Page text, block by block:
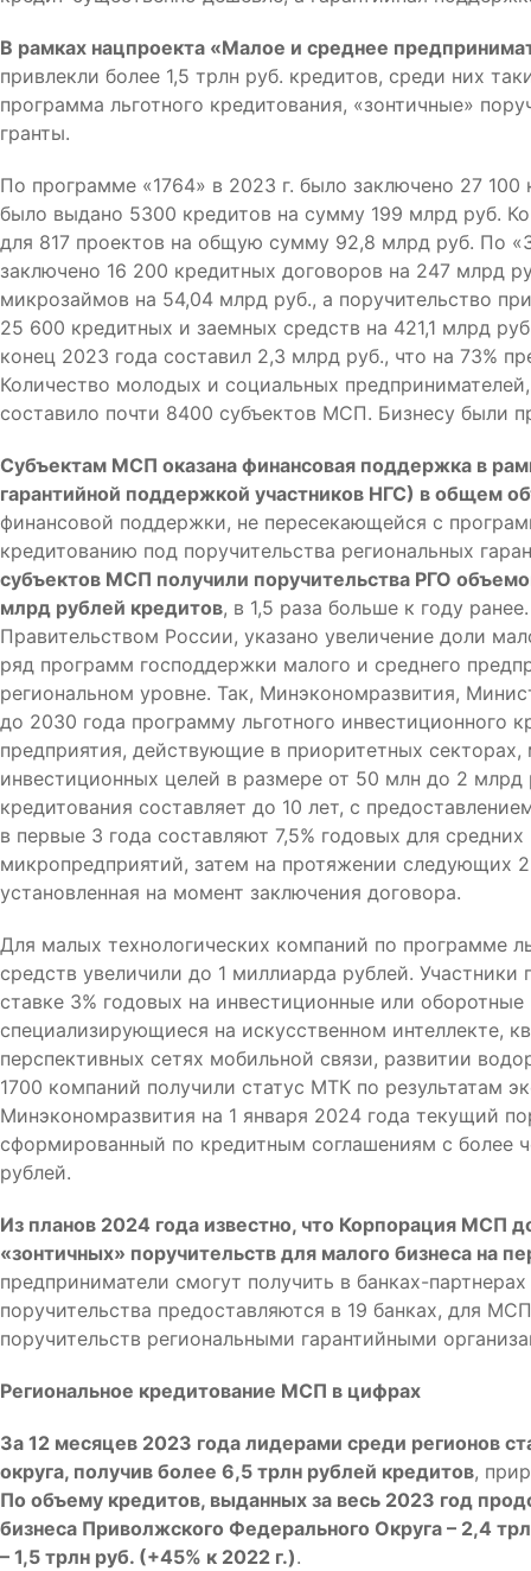
В рамках нацпроекта «Малое и среднее
привлекли более 1,5 трлн руб. кредитов, среди них
программа льготного кредитования, «зонтичные»
гранты.
По программе «1764» в 2023 г. было заключено 27
было выдано 5300 кредитов на сумму 199 млрд руб.
для 817 проектов на общую сумму 92,8 млрд руб. По
заключено 16 200 кредитных договоров на 247 млрд
микрозаймов на 54,04 млрд руб., а поручительство
25 600 кредитных и заемных средств на 421,1 млрд
конец 2023 года составил 2,3 млрд руб., что на 73%
Количество молодых и социальных
составило почти 8400 субъектов МСП. Бизнесу
Субъектам МСП оказана финансовая поддержка в
гарантийной поддержкой участников НГС) в общем
финансовой поддержки, не пересекающейся с
кредитованию под поручительства региональных
субъектов МСП получили поручительства РГО
млрд рублей кредитов, в 1,5 раза больше к году
Правительством России, указано увеличение доли
ряд программ господдержки малого и среднего
региональном уровне. Так, Минэкономразвития,
до 2030 года программу льготного инвестиционного
предприятия, действующие в приоритетных
инвестиционных целей в размере от 50 млн до 2
кредитования составляет до 10 лет, с
в первые 3 года составляют 7,5% годовых для
микропредприятий, затем на протяжении следующих
установленная на момент заключения договора.
Для малых технологических компаний по программе
средств увеличили до 1 миллиарда рублей.
ставке 3% годовых на инвестиционные или
специализирующиеся на искусственном интеллекте,
перспективных сетях мобильной связи, развитии
1700 компаний получили статус МТК по результатам
Минэкономразвития на 1 января 2024 года текущий
сформированный по кредитным соглашениям с более
рублей.
Из планов 2024 года известно, что Корпорация МСП
«зонтичных» поручительств для малого бизнеса на
предприниматели смогут получить в банках-
поручительства предоставляются в 19 банках, для
поручительств региональными гарантийными
Региональное кредитование МСП в цифрах
За 12 месяцев 2023 года лидерами среди регионов
округа, получив более 6,5 трлн рублей кредитов,
По объему кредитов, выданных за весь 2023 год
бизнеса Приволжского Федерального Округа – 2,4
– 1,5 трлн руб. (+45% к 2022 г.).